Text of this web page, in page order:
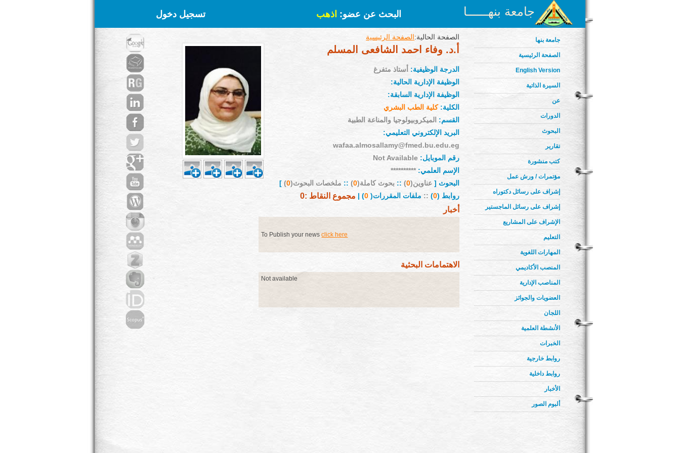
جامعة بنهــــــا البحث عن عضو: اذهب تسجيل دخول
جامعة بنها
الصفحة الرئيسية
English Version
السيرة الذاتية
عن
الدورات
البحوث
تقارير
كتب منشورة
مؤتمرات / ورش عمل
إشراف على رسائل دكتوراه
إشراف على رسائل الماجستير
الإشراف على المشاريع
التعليم
المهارات اللغوية
المنصب الأكاديمي
المناصب الإدارية
العضويات والجوائز
اللجان
الأنشطة العلمية
الخبرات
روابط خارجية
روابط داخلية
الأخبار
ألبوم الصور
الصفحة الحالية:الصفحة الرئيسية
أ.د. وفاء احمد الشافعى المسلم
الدرجة الوظيفية:
أستاذ متفرغ
الوظيفة الإدارية الحالية:
الوظيفة الإدارية السابقة:
الكلية:كلية الطب البشري
القسم: الميكروبيولوجيا والمناعة الطبية
البريد الإلكتروني التعليمي:
wafaa.almosallamy@fmed.bu.edu.eg
رقم الموبايل: Not Available
الإسم العلمي: **********
البحوث [ عناوين(0
)
:: بحوث كاملة(0
)
:: ملخصات البحوث(0
)
]
روابط (0
)
:: ملفات المقررات(0
) | مجموع النقاط :0
أخبار
To Publish your newsclick here
الاهتمامات البحثية
Not available